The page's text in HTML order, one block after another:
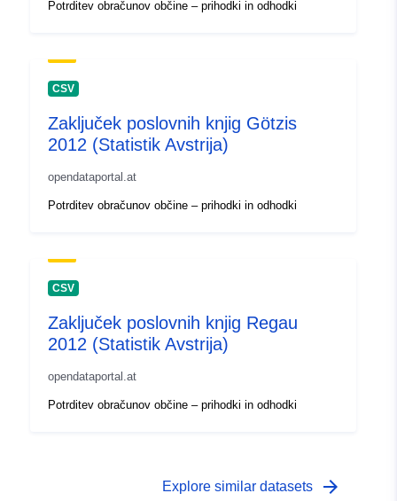
Potrditev obračunov občine – prihodki in odhodki
CSV
Zaključek poslovnih knjig Götzis
2012 (Statistik Avstrija)
opendataportal.at
Potrditev obračunov občine – prihodki in odhodki
CSV
Zaključek poslovnih knjig Regau
2012 (Statistik Avstrija)
opendataportal.at
Potrditev obračunov občine – prihodki in odhodki
Explore similar datasets arrow_forward